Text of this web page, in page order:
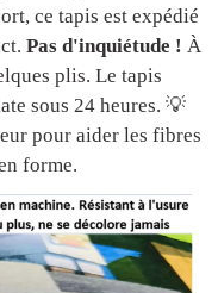
ce tapis est expédié
Pas d'inquiétude ! À
plis. Le tapis
sous 24 heures. 💡
pour aider les fibres
forme.